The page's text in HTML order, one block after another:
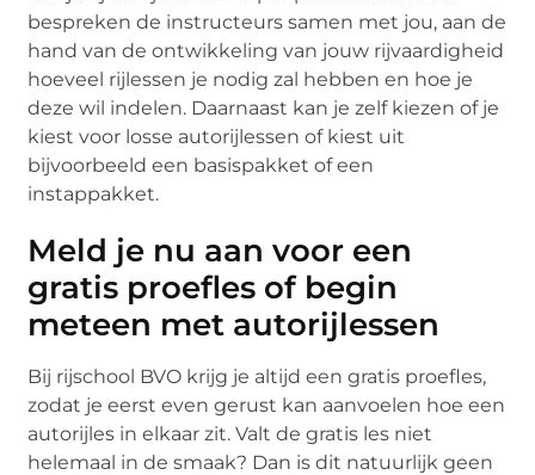
bespreken de instructeurs samen met jou, aan de
hand van de ontwikkeling van jouw rijvaardigheid
hoeveel rijlessen je nodig zal hebben en hoe je
deze wil indelen. Daarnaast kan je zelf kiezen of je
kiest voor losse autorijlessen of kiest uit
bijvoorbeeld een basispakket of een
instappakket.
Meld je nu aan voor een
gratis proefles of begin
meteen met autorijlessen
Bij rijschool BVO krijg je altijd een gratis proefles,
zodat je eerst even gerust kan aanvoelen hoe een
autorijles in elkaar zit. Valt de gratis les niet
helemaal in de smaak? Dan is dit natuurlijk geen